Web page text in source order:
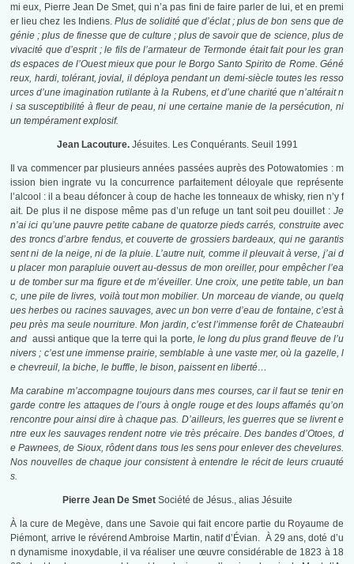
mi eux, Pierre Jean De Smet, qui n’a pas fini de faire parler de lui, et en premi
er lieu chez les Indiens. Plus de solidité que d’éclat ; plus de bon sens que de
génie ; plus de finesse que de culture ; plus de savoir que de science, plus de
vivacité que d’esprit ; le fils de l’armateur de Termonde était fait pour les gran
ds espaces de l’Ouest mieux que pour le Borgo Santo Spirito de Rome. Géné
reux, hardi, tolérant, jovial, il déploya pendant un demi-siècle toutes les resso
urces d’une imagination rutilante à la Rubens, et d’une charité que n’altérait n
i sa susceptibilité à fleur de peau, ni une certaine manie de la persécution, ni
un tempérament explosif.
Jean Lacouture.Jésuites. Les Conquérants. Seuil 1991
Il va commencer par plusieurs années passées auprès des Potowatomies : m
ission bien ingrate vu la concurrence parfaitement déloyale que représente
l’alcool : il a beau défoncer à coup de hache les tonneaux de whisky, rien n’y f
ait. De plus il ne dispose même pas d’un refuge un tant soit peu douillet : Je
n’ai ici qu’une pauvre petite cabane de quatorze pieds carrés, construite avec
des troncs d’arbre fendus, et couverte de grossiers bardeaux, qui ne garantis
sent ni de la neige, ni de la pluie. L’autre nuit, comme il pleuvait à verse, j’ai d
u placer mon parapluie ouvert au-dessus de mon oreiller, pour empêcher l’ea
u de tomber sur ma figure et de m’éveiller. Une croix, une petite table, un ban
c, une pile de livres, voilà tout mon mobilier. Un morceau de viande, ou quelq
ues herbes ou racines sauvages, avec un bon verre d’eau de fontaine, c’est à
peu près ma seule nourriture. Mon jardin, c’est l’immense forêt de Chateaubri
and aussi antique que la terre qui la porte, le long du plus grand fleuve de l’u
nivers ; c’est une immense prairie, semblable à une vaste mer, où la gazelle, l
e chevreuil, la biche, le buffle, le bison, paissent en liberté…
Ma carabine m’accompagne toujours dans mes courses, car il faut se tenir en
garde contre les attaques de l’ours à ongle rouge et des loups affamés qu’on
rencontre pour ainsi dire à chaque pas. D’ailleurs, les guerres que se livrent e
ntre eux les sauvages rendent notre vie très précaire. Des bandes d’Otoes, d
e Pawnees, de Sioux, rôdent dans tous les sens pour enlever des chevelures.
Nos nouvelles de chaque jour consistent à entendre le récit de leurs cruauté
s.
Pierre Jean De SmetSociété de Jésus., alias Jésuite
À la cure de Megève, dans une Savoie qui fait encore partie du Royaume de
Piémont, arrive le révérend Ambroise Martin, natif d’Évian. À 29 ans, doté d’u
n dynamisme inoxydable, il va réaliser une œuvre considérable de 1823 à 18